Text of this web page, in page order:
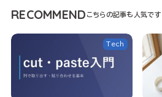
RECOMMEND
Tech